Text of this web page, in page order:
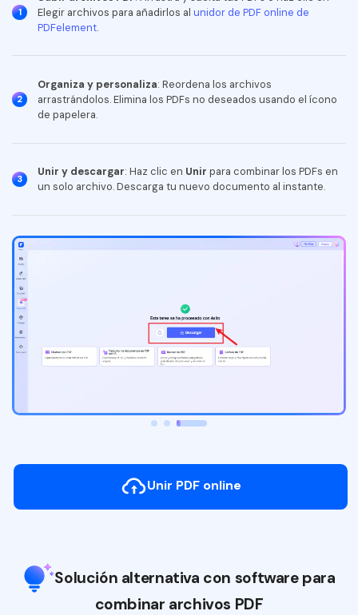
El nuevo PDFelement：Más inteligente,
más rápido, más fácil
el proceso, el nuevo PDFelement simplifica cualquier tarea
de PDF. Más inteligente, más rápido y más fácil.
Imagen a PDF
Organizar PDF
Reorganizar páginas
Recortar PDF
Girar PDF
Eliminar páginas
Proteger PDF
Censurar PDF
Imagen a imagen
1
Elegir archivos para añadirlos al unidor de PDF online de
PDFelement.
2
Organiza y personaliza: Reordena los archivos
arrastrándolos. Elimina los PDFs no deseados usando el ícono
de papelera.
3
Unir y descargar: Haz clic en Unir para combinar los PDFs en
un solo archivo. Descarga tu nuevo documento al instante.
Unir PDF online
Solución alternativa con software para
combinar archivos PDF